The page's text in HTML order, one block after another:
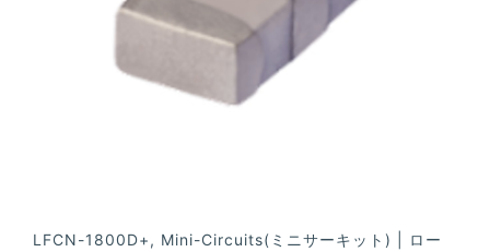
LFCN-1800D+, Mini-Circuits(ミニサーキット) | ロー